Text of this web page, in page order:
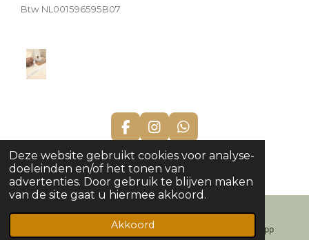
Deze website gebruikt cookies voor analyse-
doeleinden en/of het tonen van
advertenties. Door gebruik te blijven maken
van de site gaat u hiermee akkoord.
Akkoord
Btw NL001596595B07
F
c
e
b
o
o
k
I
s
t
a
g
r
a
W
a
t
s
A
p
© 2022 - 2026 Livingjewels.nl
Powered byJouwWeb
Instagram WhatsApp